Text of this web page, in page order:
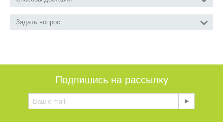
Задать вопрос
Подпишись на рассылку